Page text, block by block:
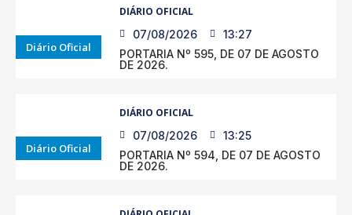
Diário Oficial
DIÁRIO OFICIAL
07/08/2026
13:27
PORTARIA Nº 595, DE 07 DE AGOSTO
DE 2026.
Diário Oficial
DIÁRIO OFICIAL
07/08/2026
13:25
PORTARIA Nº 594, DE 07 DE AGOSTO
DE 2026.